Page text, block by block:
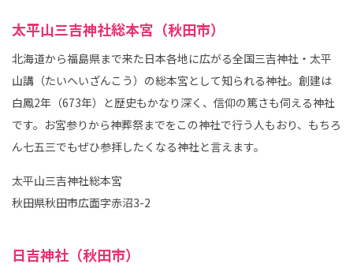
太平山三吉神社総本宮（秋田市）
北海道から福島県まで来た日本各地に広がる全国三吉神社・太平
山講（たいへいざんこう）の総本宮として知られる神社。創建は
白鳳2年（673年）と歴史もかなり深く、信仰の篤さも伺える神社
です。お宮参りから神葬祭までをこの神社で行う人もおり、もちろ
ん七五三でもぜひ参拝したくなる神社と言えます。
太平山三吉神社総本宮
秋田県秋田市広面字赤沼3-2
日吉神社（秋田市）